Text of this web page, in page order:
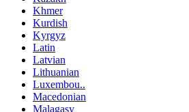
Khmer
Kurdish
Kyrgyz
Latin
Latvian
Lithuanian
Luxembou..
Macedonian
Malagasy